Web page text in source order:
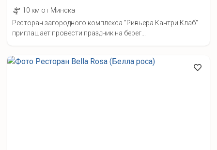
10 км от Минска
Ресторан загородного комплекса "Ривьера Кантри Клаб"
приглашает провести праздник на берег...